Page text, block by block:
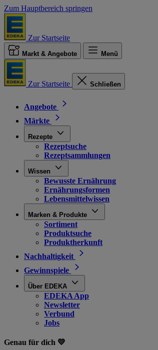
Zum Hauptbereich springen
Zur Startseite
Markt & Angebote Menü
Zur Startseite Schließen
Angebote
Märkte
Rezepte
Rezeptsuche
Rezeptsammlungen
Wissen
Bewusste Ernährung
Ernährungsformen
Lebensmittelwissen
Marken & Produkte
Sortiment
Produktsuche
Produktherkunft
Nachhaltigkeit
Gewinnspiele
Über EDEKA
EDEKA App
Newsletter
Verbund
Jobs
Genau für dich 💛